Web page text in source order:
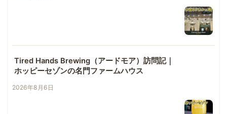
Tired Hands Brewing（アードモア）訪問記｜
ホッピーセゾンの名門ファームハウス
2026年8月6日